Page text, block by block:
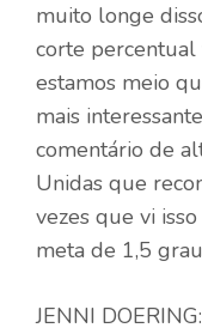
muito longe
corte percentual
estamos meio
mais
comentário de
Unidas que
vezes que vi
meta de 1,5
JENNI